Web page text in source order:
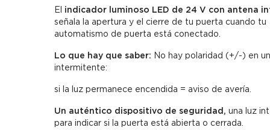
El indicador luminoso LED de 24 V con antena
señala la apertura y el cierre de tu puerta cuando tu
automatismo de puerta está conectado.
Lo que hay que saber: No hay polaridad (+/-) en
intermitente:
si la luz permanece encendida = aviso de avería.
Un auténtico dispositivo de seguridad, una luz
para indicar si la puerta está abierta o cerrada.